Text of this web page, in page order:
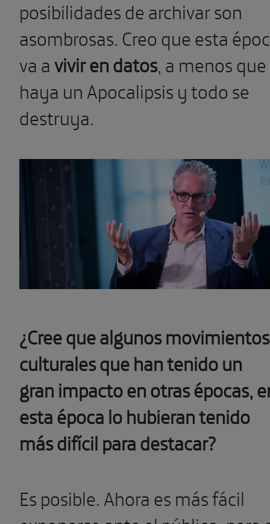
posibilidades de archivar son
asombrosas. Creo que esta
va avivir en datos, a menos que
haya un Apocalipsis y todo se
destruya.
¿Cree que algunos movimientos
culturales que han tenido un
gran impacto en otras épocas,
esta época lo hubieran tenido
más difícil para destacar?
Es posible. Ahora es más fácil